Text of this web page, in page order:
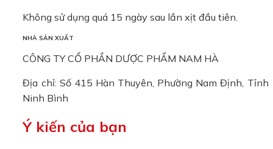
Không sử dụng quá 15 ngày sau lần xịt đầu tiên.
NHÀ SẢN XUẤT
CÔNG TY CỔ PHẦN DƯỢC PHẨM NAM HÀ
Địa chỉ: Số 415 Hàn Thuyên, Phường Nam Định, Tỉnh
Ninh Bình
Ý kiến của bạn